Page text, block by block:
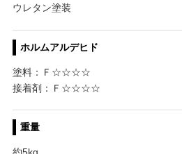
ウレタン塗装
ホルムアルデヒド
塗料：Ｆ☆☆☆☆
接着剤：Ｆ☆☆☆☆
重量